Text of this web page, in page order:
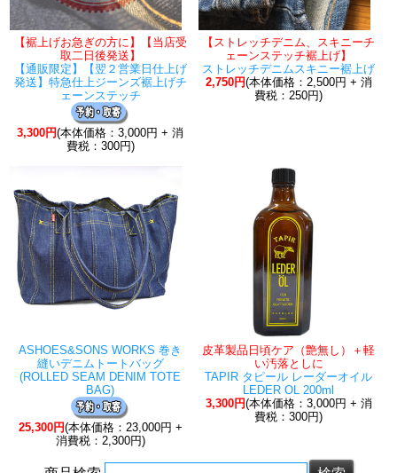
【裾上げお急ぎの方に】【当店受
取二日後発送】
【通販限定】【翌２営業日仕上げ
発送】特急仕上ジーンズ裾上げチ
ェーンステッチ
3,300円(本体価格：3,000円 + 消
費税：300円)
【ストレッチデニム、スキニーチ
ェーンステッチ裾上げ】
ストレッチデニムスキニー裾上げ
2,750円(本体価格：2,500円 + 消
費税：250円)
ASHOES&SONS WORKS 巻き
縫いデニムトートバッグ
(ROLLED SEAM DENIM TOTE
BAG)
25,300円(本体価格：23,000円 +
消費税：2,300円)
皮革製品日頃ケア（艶無し）＋軽
い汚落としに
TAPIR タピール レーダーオイル
LEDER OL 200ml
3,300円(本体価格：3,000円 + 消
費税：300円)